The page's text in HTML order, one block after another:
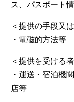
ス、パスポート
＜提供の手段又
・電磁的方法等
＜提供を受ける
・運送・宿泊機
店等